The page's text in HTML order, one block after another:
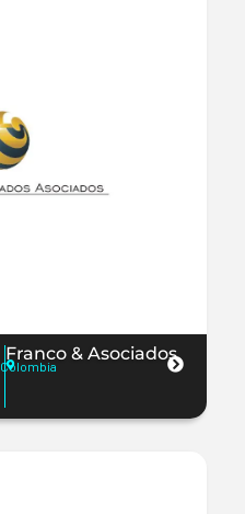
Franco & Asociados
Colombia